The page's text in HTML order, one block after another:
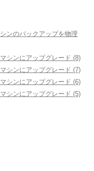
ンのバックアップを物理
シンにアップグレード (8)
シンにアップグレード (7)
シンにアップグレード (6)
シンにアップグレード (5)